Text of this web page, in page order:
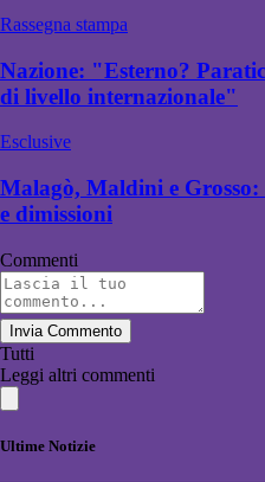
Rassegna stampa
Nazione: "Esterno?
di livello internazionale"
Esclusive
Malagò, Maldini e
e dimissioni
Commenti
Invia Commento
Tutti
Leggi altri commenti
Ultime Notizie